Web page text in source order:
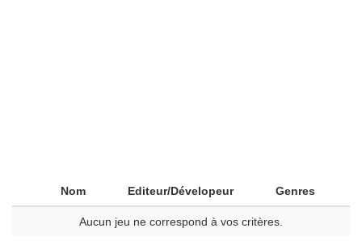
Nom Editeur/Dévelopeur Genres
Aucun jeu ne correspond à vos critères.